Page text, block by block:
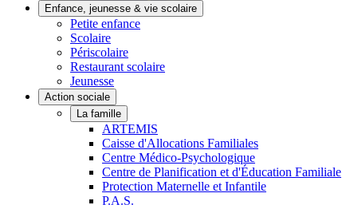
Enfance, jeunesse & vie scolaire
Petite enfance
Scolaire
Périscolaire
Restaurant scolaire
Jeunesse
Action sociale
La famille
ARTEMIS
Caisse d'Allocations Familiales
Centre Médico-Psychologique
Centre de Planification et d'Éducation Familiale
Protection Maternelle et Infantile
P.A.S.